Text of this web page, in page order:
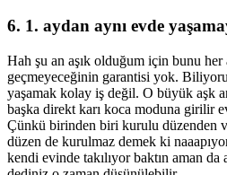
6. 1. aydan aynı evde
Hah şu an aşık olduğum için bunu
geçmeyeceğinin garantisi yok.
yaşamak kolay iş değil. O büyük aşk
başka direkt karı koca moduna girilir
Çünkü birinden biri kurulu düzenden
düzen de kurulmaz demek ki
kendi evinde takılıyor baktın aman da